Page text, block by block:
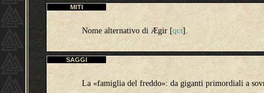
MITI
Nome alternativo di Ægir [QUI].
SAGGI
La «famiglia del freddo»: da giganti primordiali a